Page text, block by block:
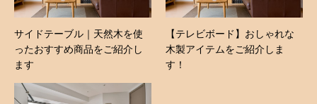
サイドテーブル｜天然木を使
ったおすすめ商品をご紹介し
ます
【テレビボード】おしゃれな
木製アイテムをご紹介しま
す！